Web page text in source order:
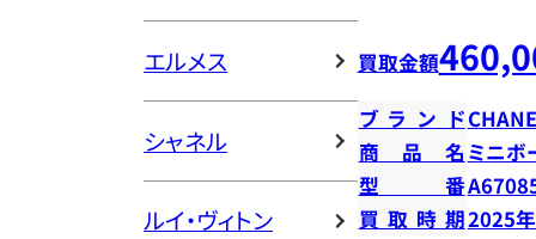
エルメス
シャネル
ルイ・ヴィトン
買取金額
ブランド
商品名 ミニボ
型番
買取時期2025